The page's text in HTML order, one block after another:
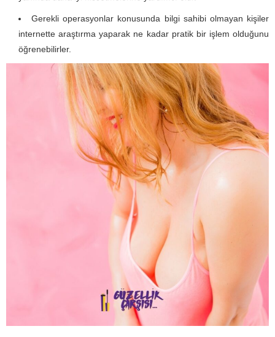
Gerekli operasyonlar konusunda bilgi sahibi olmayan kişiler
internette araştırma yaparak ne kadar pratik bir işlem olduğunu
öğrenebilirler.